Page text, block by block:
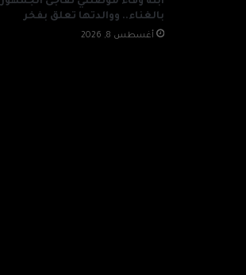
بالغناء.. ووالدتها تعلق بفخر
أغسطس 8, 2026